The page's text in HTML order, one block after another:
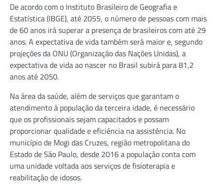
De acordo com o Instituto Brasileiro de Geografia e
Estatística (IBGE), até 2055, o número de pessoas com mais
de 60 anos irá superar a presença de brasileiros com até 29
anos. A expectativa de vida também será maior e, segundo
projeções da ONU (Organização das Nações Unidas), a
expectativa de vida ao nascer no Brasil subirá para 81,2
anos até 2050.
Na área da saúde, além de serviços que garantam o
atendimento à população da terceira idade, é necessário
que os profissionais sejam capacitados e possam
proporcionar qualidade e eficiência na assistência. No
município de Mogi das Cruzes, região metropolitana do
Estado de São Paulo, desde 2016 a população conta com
uma unidade voltada aos serviços de fisioterapia e
reabilitação de idosos.